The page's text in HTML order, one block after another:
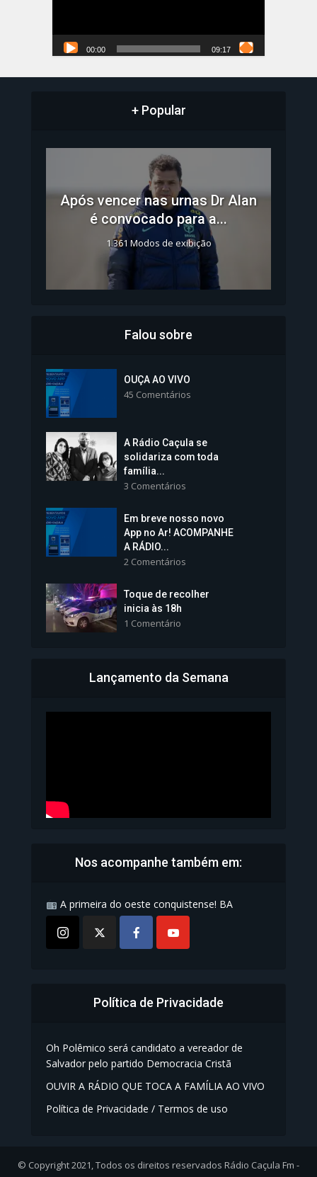
00:00 09:17
+ Popular
Após vencer nas urnas Dr Alan
é convocado para a...
1.361 Modos de exibição
Colégios da Polícia...
Vice-Prefeita Sheila Lemos
tomará posse nesta...
1.101 Modos de exibição
Bahia inicia emissão da
Falou sobre
OUÇA AO VIVO
45 Comentários
A Rádio Caçula se
solidariza com toda
família...
3 Comentários
Em breve nosso novo
App no Ar! ACOMPANHE
A RÁDIO...
2 Comentários
Toque de recolher
inicia às 18h
1 Comentário
Lançamento da Semana
Nos acompanhe também em:
A primeira do oeste conquistense! BA
Política de Privacidade
Oh Polêmico será candidato a vereador de
Salvador pelo partido Democracia Cristã
OUVIR A RÁDIO QUE TOCA A FAMÍLIA AO VIVO
Política de Privacidade / Termos de uso
© Copyright 2021, Todos os direitos reservados Rádio Caçula Fm -